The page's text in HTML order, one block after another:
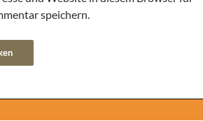
speichern.